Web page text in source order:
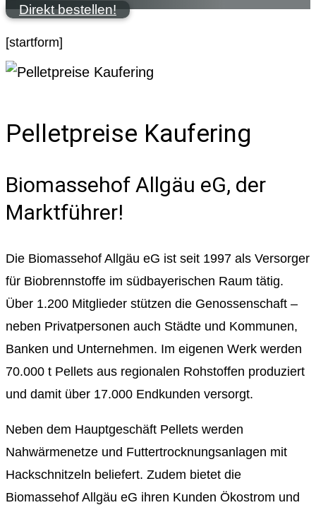
Direkt bestellen!
[startform]
Pelletpreise Kaufering
Biomassehof Allgäu eG, der
Marktführer!
Die Biomassehof Allgäu eG ist seit 1997 als Versorger
für Biobrennstoffe im südbayerischen Raum tätig.
Über 1.200 Mitglieder stützen die Genossenschaft –
neben Privatpersonen auch Städte und Kommunen,
Banken und Unternehmen. Im eigenen Werk werden
70.000 t Pellets aus regionalen Rohstoffen produziert
und damit über 17.000 Endkunden versorgt.
Neben dem Hauptgeschäft Pellets werden
Nahwärmenetze und Futtertrocknungsanlagen mit
Hackschnitzeln beliefert. Zudem bietet die
Biomassehof Allgäu eG ihren Kunden Ökostrom und